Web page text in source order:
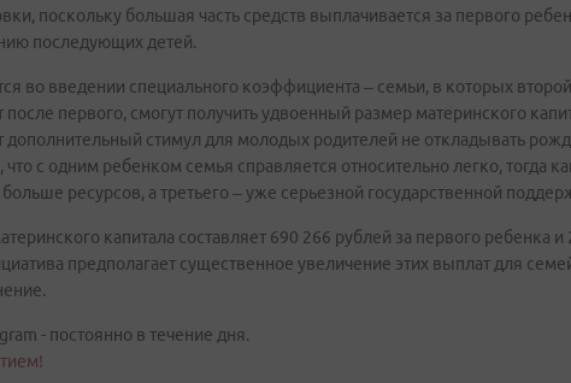
поскольку большая часть средств выплачивается за первого
последующих детей.
во введении специального коэффициента – семьи, в которых
после первого, смогут получить удвоенный размер материнского
дополнительный стимул для молодых родителей не откладывать
с одним ребенком семья справляется относительно легко, тогда
больше ресурсов, а третьего – уже серьезной государственной
капитала составляет 690 266 рублей за первого ребенка и
предполагает существенное увеличение этих выплат для
- постоянно в течение дня.